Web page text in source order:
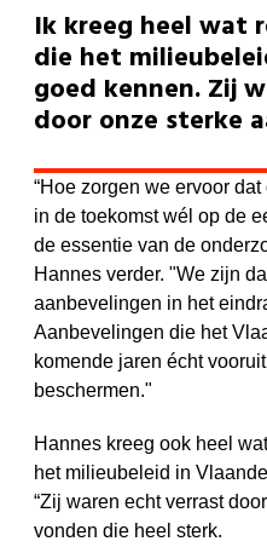
Ik kreeg heel wat
die het
goed kennen. Zij
door onze sterke
“Hoe zorgen we ervoor
in de toekomst wél op de
de essentie van de
Hannes verder. "We zijn
aanbevelingen in het
Aanbevelingen die het
komende jaren écht
beschermen."
Hannes kreeg ook heel
het milieubeleid in
“Zij waren echt verrast
vonden die heel sterk.